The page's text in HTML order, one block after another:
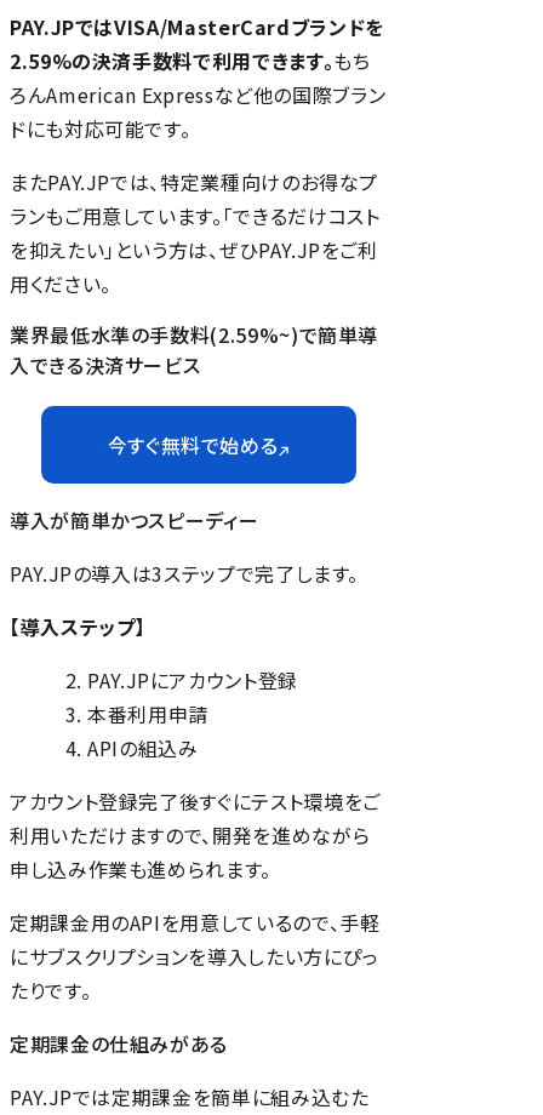
PAY.JPではVISA/MasterCardブランドを
2.59%の決済手数料で利用できます。もち
ろんAmerican Expressなど他の国際ブラン
ドにも対応可能です。
またPAY.JPでは、特定業種向けのお得なプ
ランもご用意しています。「できるだけコスト
を抑えたい」という方は、ぜひPAY.JPをご利
用ください。
業界最低水準の手数料(2.59%~)で簡単導
入できる決済サービス
今すぐ無料で始める
導入が簡単かつスピーディー
PAY.JPの導入は3ステップで完了します。
【導入ステップ】
PAY.JPにアカウント登録
本番利用申請
APIの組込み
アカウント登録完了後すぐにテスト環境をご
利用いただけますので、開発を進めながら
申し込み作業も進められます。
定期課金用のAPIを用意しているので、手軽
にサブスクリプションを導入したい方にぴっ
たりです。
定期課金の仕組みがある
PAY.JPでは定期課金を簡単に組み込むた